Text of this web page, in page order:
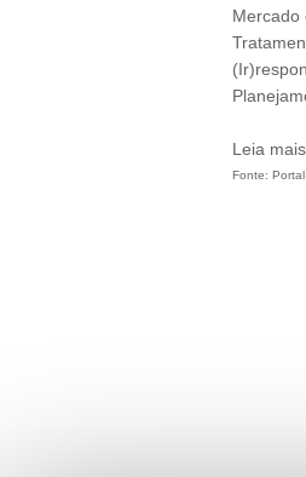
Mercado
Leia
Fonte: